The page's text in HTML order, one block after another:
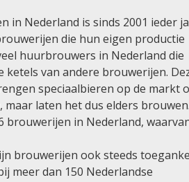
in Nederland is sinds 2001 ieder
die hun eigen productie
huurbrouwers in Nederland die
ketels van andere brouwerijen.
speciaalbieren op de markt
maar laten het dus elders
brouwerijen in Nederland,
brouwerijen ook steeds
meer dan 150 Nederlandse